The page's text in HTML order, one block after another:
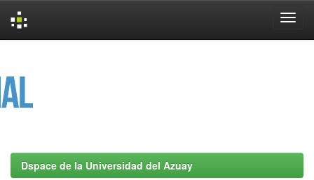
Dspace de la Universidad del Azuay